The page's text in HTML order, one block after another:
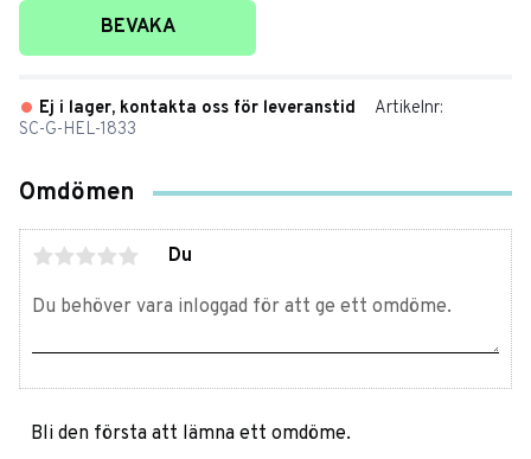
Lägg till i favoriter
BEVAKA
Ej i lager, kontakta oss för leveranstid
Artikelnr
SC-G-HEL-1833
Omdömen
Du
Bli den första att lämna ett omdöme.